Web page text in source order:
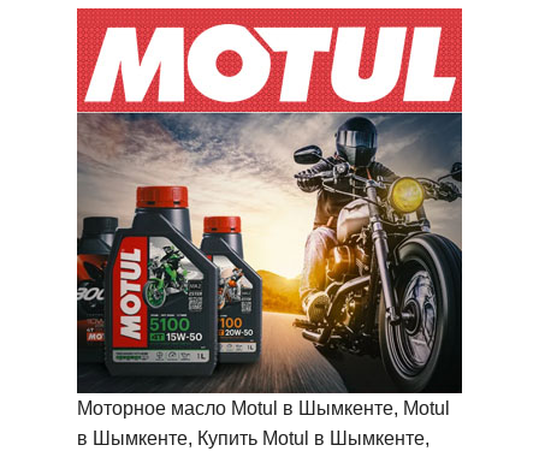
Моторное масло Motul в Шымкенте, Motul
в Шымкенте, Купить Motul в Шымкенте,